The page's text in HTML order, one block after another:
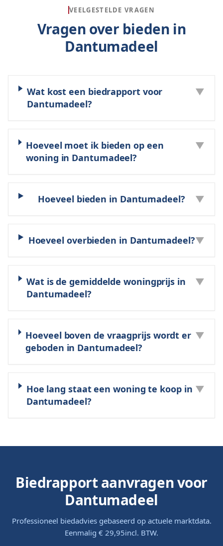
VEELGESTELDE VRAGEN
Vragen over bieden in
Dantumadeel
Wat kost een biedrapport voor
Dantumadeel?
▼
Hoeveel moet ik bieden op een
woning in Dantumadeel?
▼
Hoeveel bieden in Dantumadeel? ▼
Hoeveel overbieden in Dantumadeel?▼
Wat is de gemiddelde woningprijs in
Dantumadeel?
▼
Hoeveel boven de vraagprijs wordt er
geboden in Dantumadeel?
▼
Hoe lang staat een woning te koop in
Dantumadeel?
▼
Biedrapport aanvragen voor
Dantumadeel
Professioneel biedadvies gebaseerd op actuele marktdata.
Eenmalig € 29,95incl. BTW.